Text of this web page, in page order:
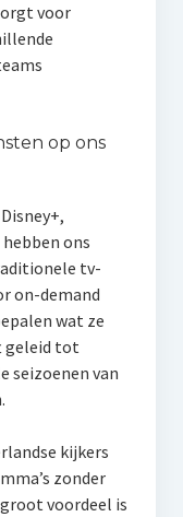
voor
op ons
ons
tv-
on-demand
wat ze
geleid tot
seizoenen van
kijkers
zonder
voordeel is